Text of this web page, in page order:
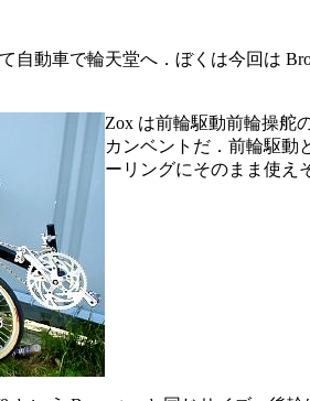
自動車で輪天堂へ．ぼくは今回は
Zox は前輪駆動前輪操舵
カンベントだ．前輪駆動
ーリングにそのまま使え